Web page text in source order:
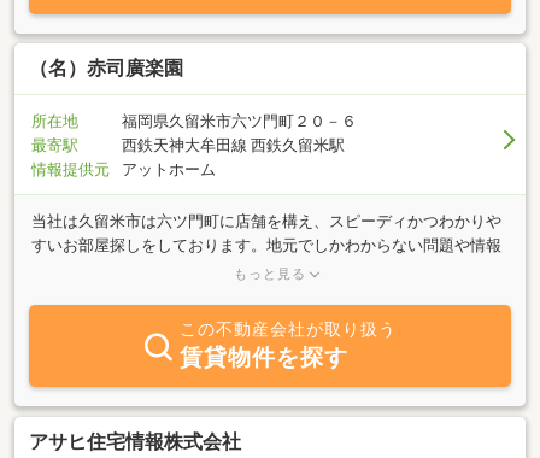
（名）赤司廣楽園
所在地
福岡県久留米市六ツ門町２０－６
最寄駅
西鉄天神大牟田線 西鉄久留米駅
情報提供元
アットホーム
当社は久留米市は六ツ門町に店舗を構え、スピーディかつわかりや
すいお部屋探しをしております。地元でしかわからない問題や情報
を参考にお客様のご希望に近い物件をご提案させていただきます。
とがございましたら、お気軽にご相談くださいませ。
もっと見る
この不動産会社が取り扱う
賃貸物件を探す
アサヒ住宅情報株式会社